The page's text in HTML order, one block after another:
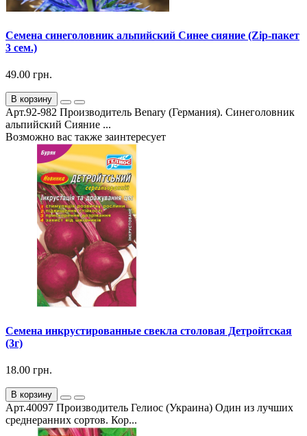
Семена синеголовник альпийский Синее сияние (Zip-пакет
3 сем.)
49.00 грн.
В корзину
Арт.92-982 Производитель Benary (Германия). Синеголовник
альпийский Сияние ...
Возможно вас также заинтересует
Семена инкрустированные свекла столовая Детройтская
(3г)
18.00 грн.
В корзину
Арт.40097 Производитель Гелиос (Украина) Один из лучших
среднеранних сортов. Кор...